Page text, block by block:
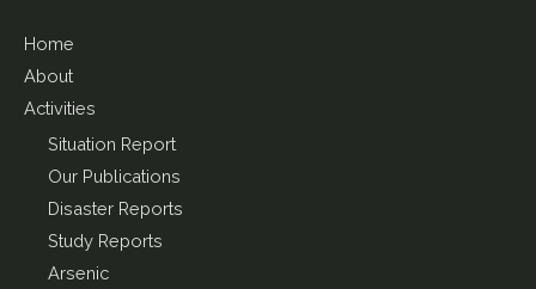
Home
About
Activities
Situation Report
Our Publications
Disaster Reports
Study Reports
Arsenic